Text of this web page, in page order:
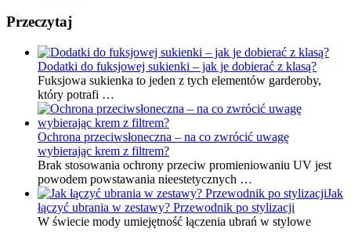
Przeczytaj
Dodatki do fuksjowej sukienki – jak je dobierać z klasą?
Fuksjowa sukienka to jeden z tych elementów garderoby,
który potrafi …
Ochrona przeciwsłoneczna – na co zwrócić uwagę
wybierając krem z filtrem?
Brak stosowania ochrony przeciw promieniowaniu UV jest
powodem powstawania nieestetycznych …
Jak
łączyć ubrania w zestawy? Przewodnik po stylizacji
W świecie mody umiejętność łączenia ubrań w stylowe